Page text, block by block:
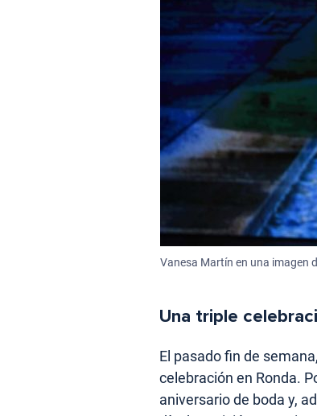
Vanesa Martín en una imagen
Una triple
El pasado fin de
celebración en Ronda.
aniversario de boda y,